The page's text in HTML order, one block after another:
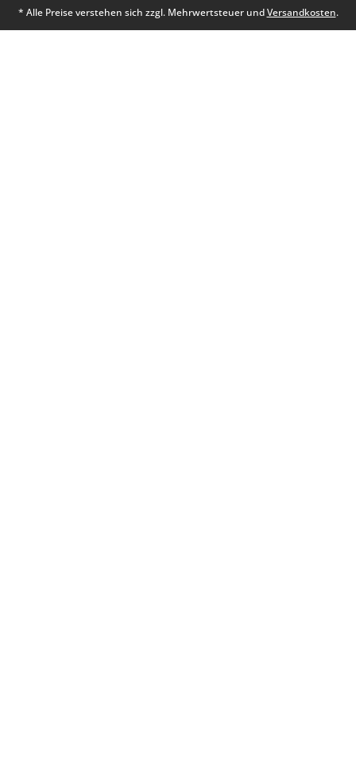
* Alle Preise verstehen sich zzgl. Mehrwertsteuer undVersandkosten.